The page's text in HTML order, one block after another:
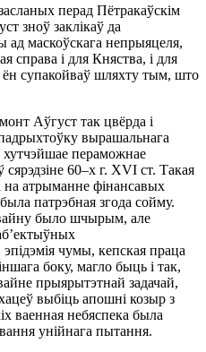
перад Пётракаў­скім
зноў заклікаў да
ад маскоўскага непрыяцеля,
справа і для Княства, і для
супакойваў шляхту тым, што
Аўгуст так цвёрда і
вырашальнага
хутчэйшае пераможнае
60–х г. XVI ст. Такая
на атрыманне фінансавых
патрэбная згода сойму.
было шчырым, але
чумы, кепская праца
боку, магло быць і так,
прыярытэтнай задачай,
выбіць апошні козыр з
ваенная небяспека была
унійнага пытання.